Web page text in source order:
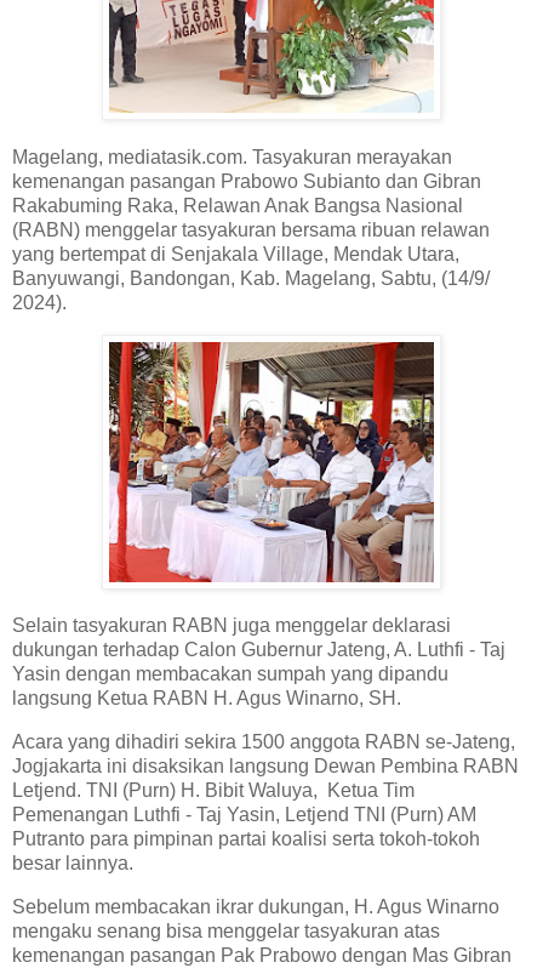
Magelang, mediatasik.com. Tasyakuran merayakan
kemenangan pasangan Prabowo Subianto dan Gibran
Rakabuming Raka, Relawan Anak Bangsa Nasional
(RABN) menggelar tasyakuran bersama ribuan relawan
yang bertempat di Senjakala Village, Mendak Utara,
Banyuwangi, Bandongan, Kab. Magelang, Sabtu, (14/9/
2024).
Selain tasyakuran RABN juga menggelar deklarasi
dukungan terhadap Calon Gubernur Jateng, A. Luthfi - Taj
Yasin dengan membacakan sumpah yang dipandu
langsung Ketua RABN H. Agus Winarno, SH.
Acara yang dihadiri sekira 1500 anggota RABN se-Jateng,
Jogjakarta ini disaksikan langsung Dewan Pembina RABN
Letjend. TNI (Purn) H. Bibit Waluya, Ketua Tim
Pemenangan Luthfi - Taj Yasin, Letjend TNI (Purn) AM
Putranto para pimpinan partai koalisi serta tokoh-tokoh
besar lainnya.
Sebelum membacakan ikrar dukungan, H. Agus Winarno
mengaku senang bisa menggelar tasyakuran atas
kemenangan pasangan Pak Prabowo dengan Mas Gibran